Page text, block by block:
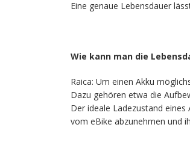
Eine genaue Lebensdauer
Wie kann man die
Raica: Um einen Akku
Dazu gehören etwa die
Der ideale Ladezustand
vom eBike abzunehmen und